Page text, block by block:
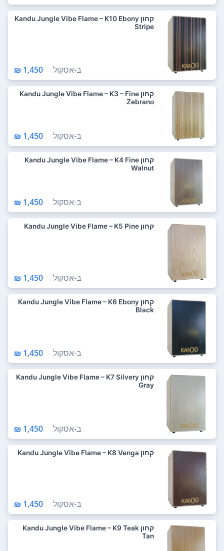
קחון Kandu Jungle Vibe Flame – K10 Ebony
Stripe
ב-אסקול 1,450 ₪
קחון Kandu Jungle Vibe Flame – K3 – Fine
Zebrano
ב-אסקול 1,450 ₪
קחון Kandu Jungle Vibe Flame – K4 Fine
Walnut
ב-אסקול 1,450 ₪
קחון Kandu Jungle Vibe Flame – K5 Pine
ב-אסקול 1,450 ₪
קחון Kandu Jungle Vibe Flame – K6 Ebony
Black
ב-אסקול 1,450 ₪
קחון Kandu Jungle Vibe Flame – K7 Silvery
Gray
ב-אסקול 1,450 ₪
קחון Kandu Jungle Vibe Flame – K8 Venga
ב-אסקול 1,450 ₪
קחון Kandu Jungle Vibe Flame – K9 Teak
Tan